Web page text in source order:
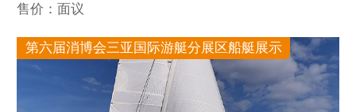
售价：面议
第六届消博会三亚国际游艇分展区船艇展示